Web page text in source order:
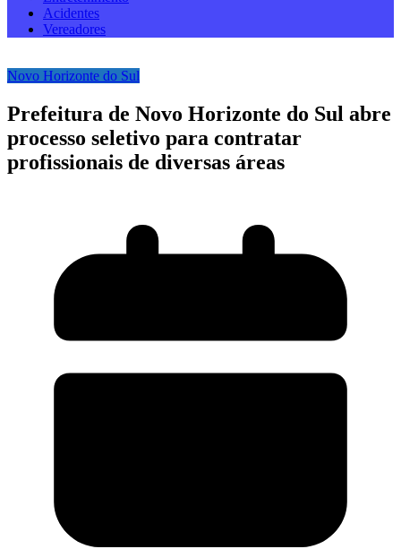
Acidentes
Vereadores
Novo Horizonte do Sul
Prefeitura de Novo Horizonte do Sul abre
processo seletivo para contratar
profissionais de diversas áreas